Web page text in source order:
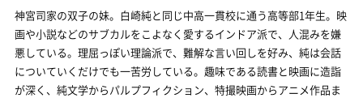
神宮司家の双子の妹。白崎純と同じ中高一貫校に通う高等部1年生。映
画や小説などのサブカルをこよなく愛するインドア派で、人混みを嫌
悪している。理屈っぽい理論派で、難解な言い回しを好み、純は会話
についていくだけでも一苦労している。趣味である読書と映画に造詣
が深く、純文学からパルプフィクション、特撮映画からアニメ作品ま